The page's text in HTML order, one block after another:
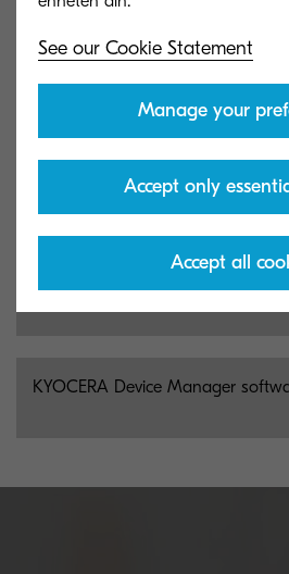
KYOCERA Device Manager
See our Cookie Statement
Manage your
Accept only
Accept all